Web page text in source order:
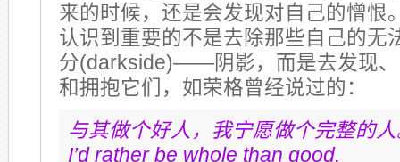
来的时候，还是会发现对自己的憎恨
认识到重要的不是去除那些自己的无
分(darkside)——阴影，而是去发现
和拥抱它们，如荣格曾经说过的：
与其做个好人，我宁愿做个完整的
I’d rather be whole than good.